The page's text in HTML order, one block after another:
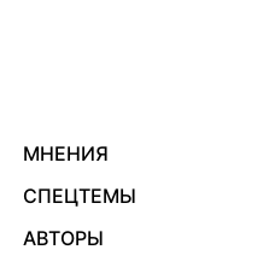
МНЕНИЯ
СПЕЦТЕМЫ
АВТОРЫ